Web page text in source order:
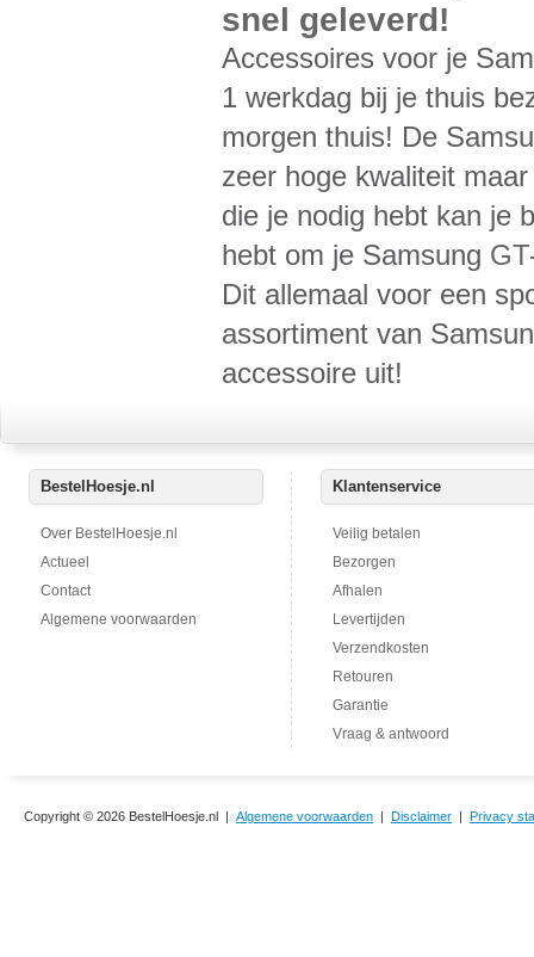
snel geleverd!
Accessoires voor je
1 werkdag bij je thuis
morgen thuis! De
zeer hoge kwaliteit
die je nodig hebt kan je
hebt om je Samsung
Dit allemaal voor een
assortiment van
accessoire uit!
BestelHoesje.nl
Over BestelHoesje.nl
Actueel
Contact
Algemene voorwaarden
Klantenservice
Veilig betalen
Bezorgen
Afhalen
Levertijden
Verzendkosten
Retouren
Garantie
Vraag & antwoord
Copyright © 2026 BestelHoesje.nl | Algemene voorwaarden | Disclaimer | Privacy